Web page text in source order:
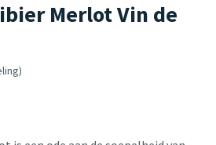
Merlot Vin de